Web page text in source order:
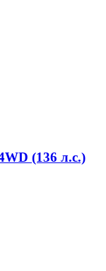
(136 л.с.)